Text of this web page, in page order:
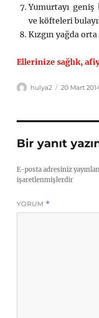
Yumurtayı geniş
ve köfteleri
Kızgın yağda
Ellerinize sağlık,
Yazar
hulya2
Yayın
20 Mart
Bir yanıt
E-posta adresiniz
işaretlenmişlerdir
YORUM *